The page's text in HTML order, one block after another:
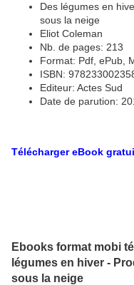
Des légumes en
sous la neige
Eliot Coleman
Nb. de pages: 213
Format: Pdf, ePub,
ISBN:
Editeur: Actes Sud
Date de parution:
Télécharger eBook
Ebooks format mobi
légumes en hiver -
sous la neige